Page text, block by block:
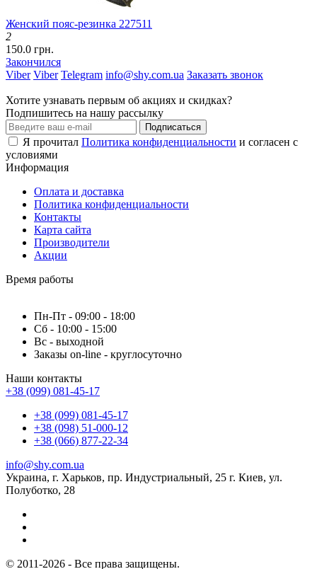
Женский пояс-резинка 227511
2
150.0 грн.
Закончился
Viber Viber Telegram info@shy.com.ua Заказать звонок
Хотите узнавать первым об акциях и скидках?
Подпишитесь на нашу рассылку
Подписаться
Я прочитал Политика конфиденциальности и согласен с
условиями
Информация
Оплата и доставка
Политика конфиденциальности
Контакты
Карта сайта
Производители
Акции
Время работы
Пн-Пт - 09:00 - 18:00
Сб - 10:00 - 15:00
Вс - выходной
Заказы on-line - круглосуточно
Наши контакты
+38 (099) 081-45-17
+38 (099) 081-45-17
+38 (098) 51-000-12
+38 (066) 877-22-34
info@shy.com.ua
Украина, г. Харьков, пр. Индустриальный, 25 г. Киев, ул.
Полуботко, 28
© 2011-2026 - Все права защищены.